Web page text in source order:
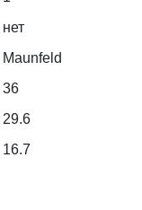
нет
Maunfeld
36
29.6
16.7